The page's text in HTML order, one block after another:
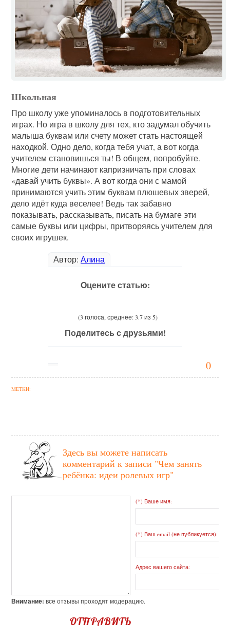
0
Школьная
Про школу уже упоминалось в подготовительных
играх. Но игра в школу для тех, кто задумал обучить
малыша буквам или счету может стать настоящей
находкой. Одно дело, когда тебя учат, а вот когда
учителем становишься ты! В общем, попробуйте.
Многие дети начинают капризничать при словах
«давай учить буквы». А вот когда они с мамой
принимаются учить этим буквам плюшевых зверей,
дело идёт куда веселее! Ведь так забавно
показывать, рассказывать, писать на бумаге эти
самые буквы или цифры, притворяясь учителем для
своих игрушек.
Автор: Алина
Оцените статью:
(3 голоса, среднее: 3.7 из 5)
Поделитесь с друзьями!
МЕТКИ:
Здесь вы можете написать
комментарий к записи "Чем занять
ребёнка: идеи ролевых игр"
(*) Ваше имя:
(*) Ваш email (не публикуется):
Адрес вашего сайта:
Внимание: все отзывы проходят модерацию.
ОТПРАВИТЬ